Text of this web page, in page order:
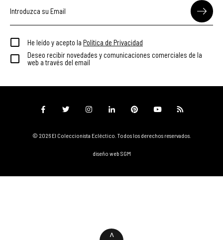
He leído y acepto la Política de Privacidad
Deseo recibir novedades y comunicaciones comerciales de la
web a través del email
© 2026 El Coleccionista Ecléctico. Todos los derechos reservados.
diseño web SGM
^